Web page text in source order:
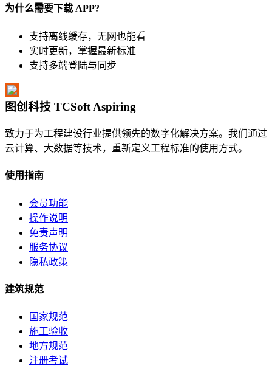
为什么需要下载 APP?
支持离线缓存，无网也能看
实时更新，掌握最新标准
支持多端登陆与同步
图创科技 TCSoft Aspiring
致力于为工程建设行业提供领先的数字化解决方案。我们通过
云计算、大数据等技术，重新定义工程标准的使用方式。
使用指南
会员功能
操作说明
免责声明
服务协议
隐私政策
建筑规范
国家规范
施工验收
地方规范
注册考试